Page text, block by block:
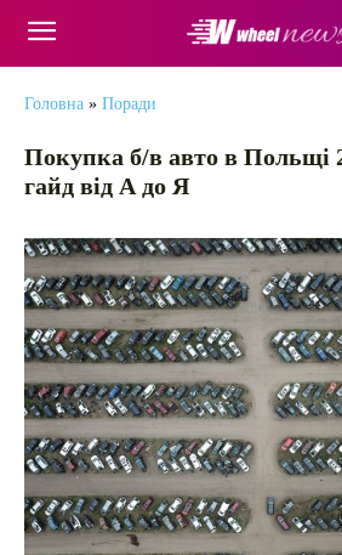
Головна » Поради
Покупка б/в авто в Польщі
гайд від А до Я